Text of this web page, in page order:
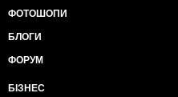
ФОТОШОПИ
БЛОГИ
ФОРУМ
БІЗНЕС